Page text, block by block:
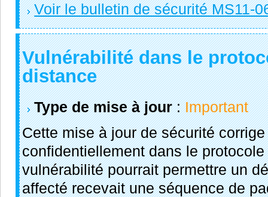
Voir le bulletin de sécurité MS11-
Vulnérabilité dans le
distance
Type de mise à jour:Important
Cette mise à jour de sécurité
confidentiellement dans le
vulnérabilité pourrait permettre un
affecté recevait une séquence de